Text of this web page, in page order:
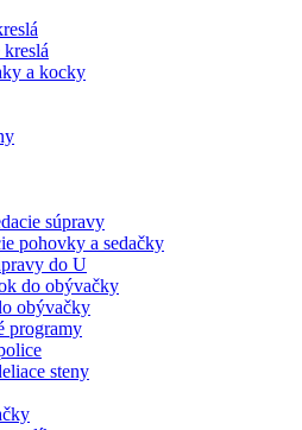
a kocky
súpravy
pohovky a sedačky
do U
do obývačky
obývačky
programy
steny